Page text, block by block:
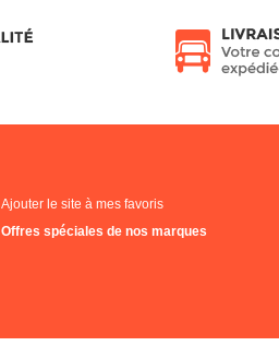
Ajouter le site à mes favoris
Offres spéciales de nos marques